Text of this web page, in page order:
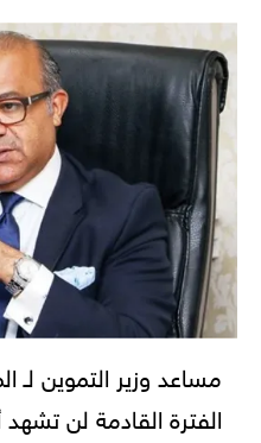
مساعد وزير التموين لـ
الفترة القادمة لن